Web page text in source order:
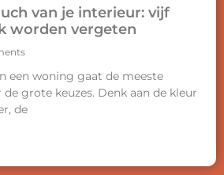
van je interieur: vijf
worden vergeten
een woning gaat de meeste
de grote keuzes. Denk aan de kleur
de